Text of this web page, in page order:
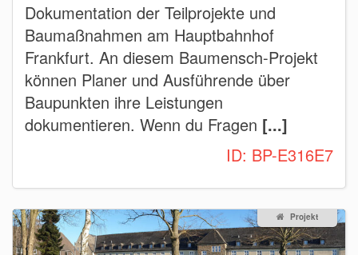
Dokumentation der Teilprojekte und
Baumaßnahmen am Hauptbahnhof
Frankfurt. An diesem Baumensch-Projekt
können Planer und Ausführende über
Baupunkten ihre Leistungen
dokumentieren. Wenn du Fragen [...]
ID: BP-E316E7
Projekt